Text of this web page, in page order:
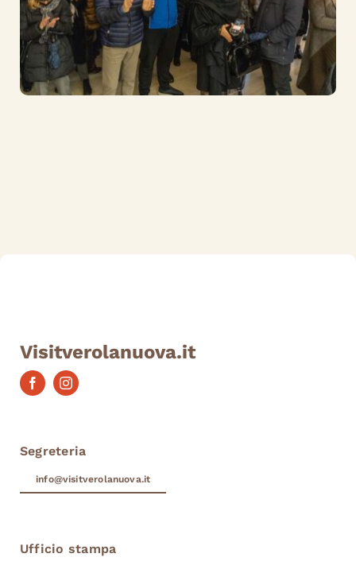
Visitverolanuova.it
Segreteria
info@visitverolanuova.it
Ufficio stampa